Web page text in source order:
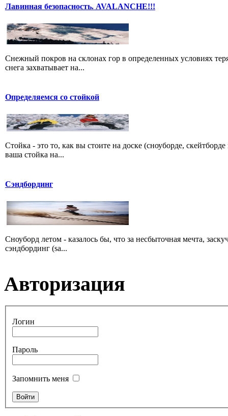
Лавинная безопасность. AVALANCHE!!!
Снежный покров на склонах гор в определенных условиях
снега захватывает на...
Определяемся со стойкой
Стойка - это то, как вы стоите на доске (сноуборде,
ваша стойка на...
Сэндбординг
Сноуборд летом - казалось бы, что за несбыточная мечта,
сэндбординг (sa...
Авторизация
Логин
Пароль
Запомнить меня